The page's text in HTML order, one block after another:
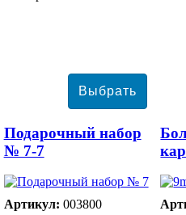
Подарочный набор
№ 7-7
Артикул: 003800